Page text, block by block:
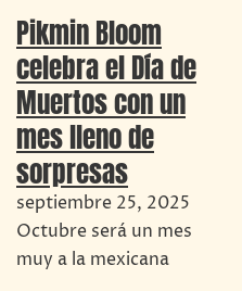
Pikmin Bloom
celebra el Día de
Muertos con un
mes lleno de
sorpresas
septiembre 25, 2025
Octubre será un mes
muy a la mexicana